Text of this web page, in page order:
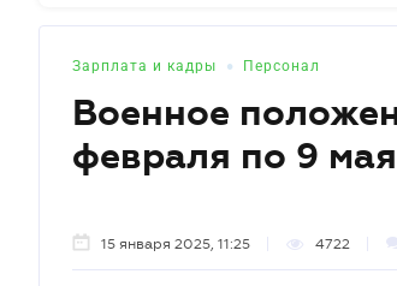
Зарплата и кадры • Персонал
Военное
февраля по 9 мая
15 января 2025, 11:25 4722